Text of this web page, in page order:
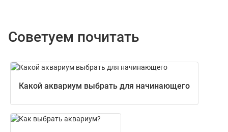
Советуем почитать
Какой аквариум выбрать для начинающего